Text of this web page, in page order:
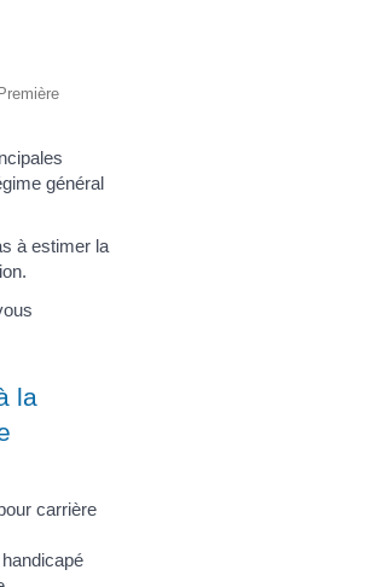
général
à estimer la
la
carrière